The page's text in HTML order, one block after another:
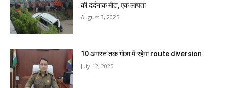
की दर्दनाक मौत, एक लापता
August 3, 2025
10 अगस्त तक गोंडा में रहेगा route diversion
July 12, 2025